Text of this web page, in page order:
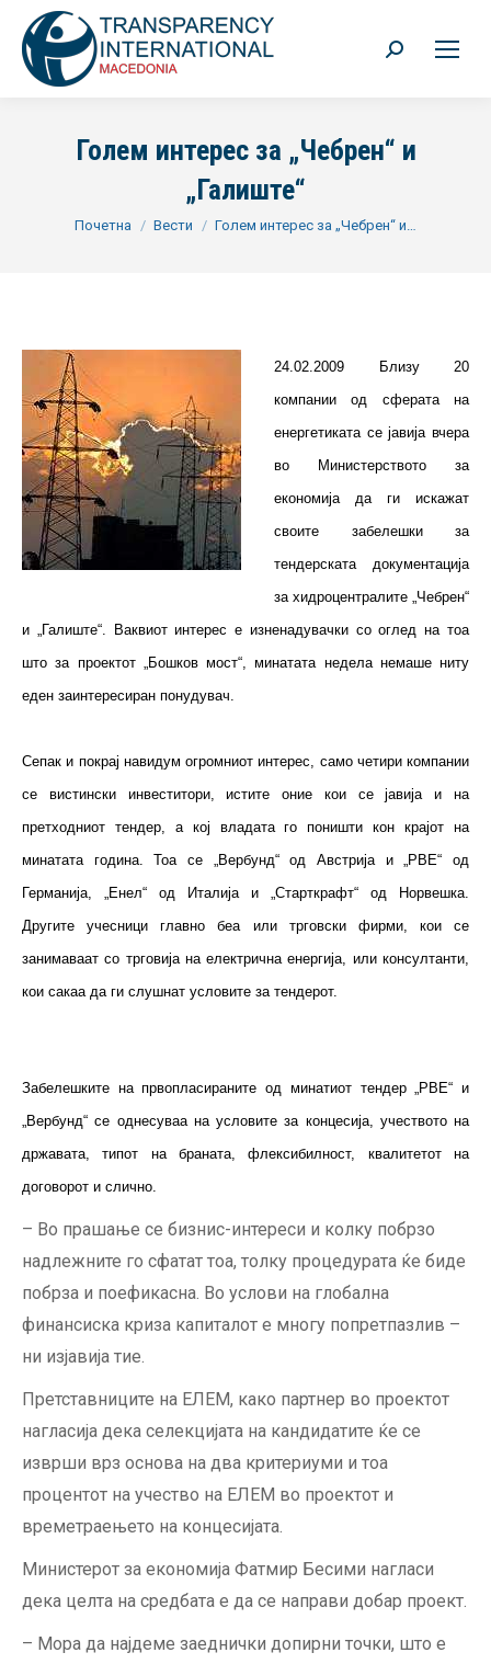
Search:
Голем интерес за „Чебрен“ и
„Галиште“
You are here:
Почетна Вести Голем интерес за „Чебрен“ и…
24.02.2009 Близу 20
компании од сферата на
енергетиката се јавија вчера
во Министерството за
економија да ги искажат
своите забелешки за
тендерската документација
за хидроцентралите „Чебрен“
и „Галиште“. Ваквиот интерес е изненадувачки со оглед на тоа
што за проектот „Бошков мост“, минатата недела немаше ниту
еден заинтересиран понудувач.
Сепак и покрај навидум огромниот интерес, само четири компании
се вистински инвеститори, истите оние кои се јавија и на
претходниот тендер, а кој владата го поништи кон крајот на
минатата година. Тоа се „Вербунд“ од Австрија и „РВЕ“ од
Германија, „Енел“ од Италија и „Старткрафт“ од Норвешка.
Другите учесници главно беа или трговски фирми, кои се
занимаваат со трговија на електрична енергија, или консултанти,
кои сакаа да ги слушнат условите за тендерот.
Забелешките на првопласираните од минатиот тендер „РВЕ“ и
„Вербунд“ се однесуваа на условите за концесија, учеството на
државата, типот на браната, флексибилност, квалитетот на
договорот и слично.
– Во прашање се бизнис-интереси и колку побрзо
надлежните го сфатат тоа, толку процедурата ќе биде
побрза и поефикасна. Во услови на глобална
финансиска криза капиталот е многу попретпазлив –
ни изјавија тие.
Претставниците на ЕЛЕМ, како партнер во проектот
нагласија дека селекцијата на кандидатите ќе се
изврши врз основа на два критериуми и тоа
процентот на учество на ЕЛЕМ во проектот и
времетраењето на концесијата.
Министерот за економија Фатмир Бесими нагласи
дека целта на средбата е да се направи добар проект.
– Мора да најдеме заеднички допирни точки, што е